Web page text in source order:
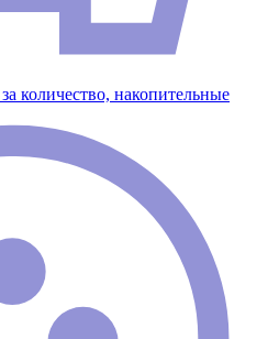
количество, накопительные